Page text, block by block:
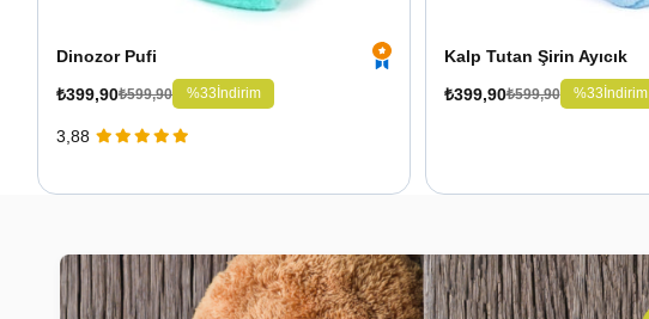
Dinozor Pufi
₺399,90₺599,90 %33 İndirim
3,88
Kalp Tutan Şirin Ayıcık
₺399,90₺599,90 %33 İndirim